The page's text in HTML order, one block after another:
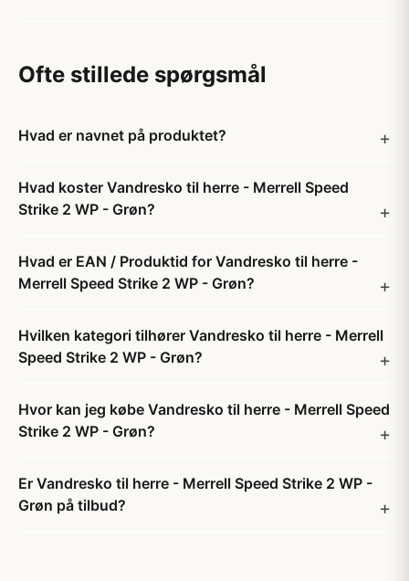
Ofte stillede spørgsmål
Hvad er navnet på produktet?
Hvad koster Vandresko til herre - Merrell Speed
Strike 2 WP - Grøn?
Hvad er EAN / Produktid for Vandresko til herre -
Merrell Speed Strike 2 WP - Grøn?
Hvilken kategori tilhører Vandresko til herre - Merrell
Speed Strike 2 WP - Grøn?
Hvor kan jeg købe Vandresko til herre - Merrell Speed
Strike 2 WP - Grøn?
Er Vandresko til herre - Merrell Speed Strike 2 WP -
Grøn på tilbud?